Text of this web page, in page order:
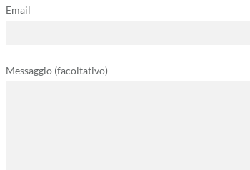
Email
Messaggio (facoltativo)